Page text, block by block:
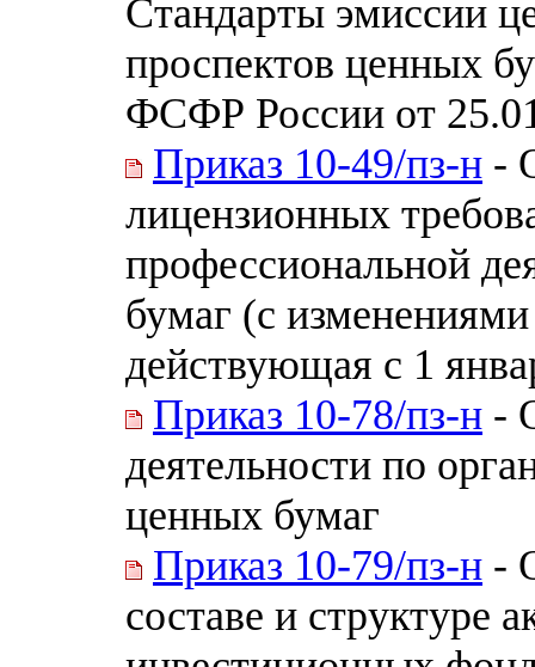
Стандарты эмиссии
проспектов ценных
ФСФР России от
Приказ 10-49/пз-н -
лицензионных
профессиональной
бумаг (с
действующая с 1
Приказ 10-78/пз-н -
деятельности по
ценных бумаг
Приказ 10-79/пз-н -
составе и структуре